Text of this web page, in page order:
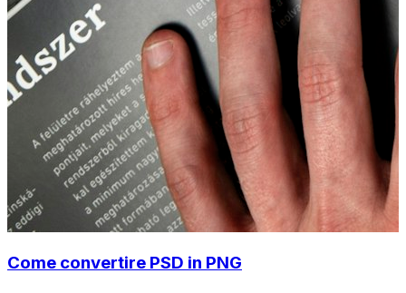
Come convertire PSD in PNG